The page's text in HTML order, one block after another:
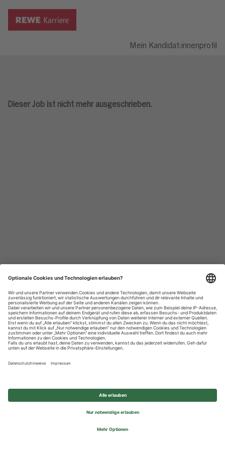
Mein Kandidat:innenprofil
Dieser Job ist nicht mehr ausgeschrieben.
Datenschutzhinweise
Impressum
Privatsphäre-Einstellungen
© 2026 REWE Group - All rights reserved